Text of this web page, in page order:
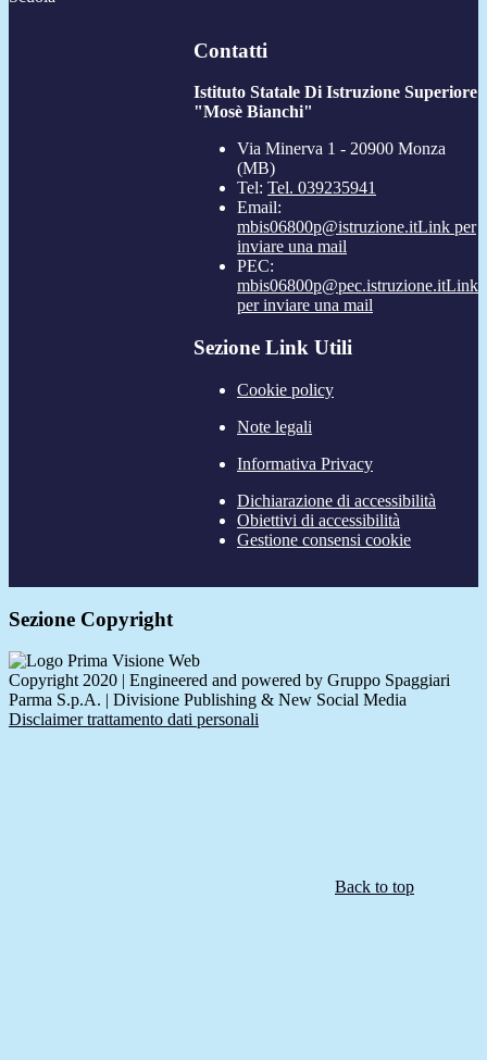
Contatti
Istituto Statale Di Istruzione Superiore
"Mosè Bianchi"
Via Minerva 1 - 20900 Monza
(MB)
Tel: Tel. 039235941
Email:
mbis06800p@istruzione.itLink per
inviare una mail
PEC:
mbis06800p@pec.istruzione.itLink
per inviare una mail
Sezione Link Utili
Cookie policy
Note legali
Informativa Privacy
Dichiarazione di accessibilità
Obiettivi di accessibilità
Gestione consensi cookie
Sezione Copyright
Copyright 2020 | Engineered and powered by Gruppo Spaggiari
Parma S.p.A. | Divisione Publishing & New Social Media
Disclaimer trattamento dati personali
Back to top